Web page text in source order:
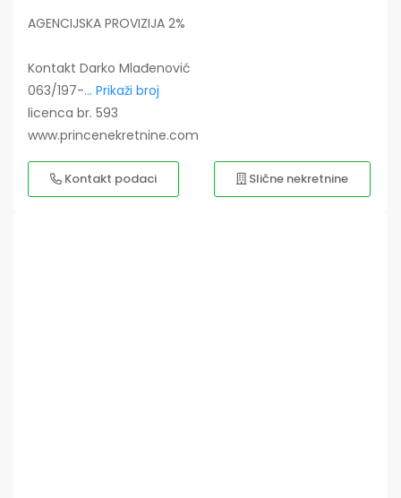
AGENCIJSKA PROVIZIJA 2%
Kontakt Darko Mlađenović
063/197-... Prikaži broj
licenca br. 593
www.princenekretnine.com
Kontakt podaci Slične nekretnine